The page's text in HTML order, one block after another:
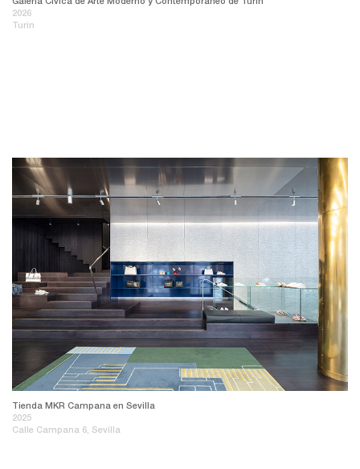
2026
Turin
Tienda MKR Campana en Sevilla
2025
Calle Campana 6, Sevilla